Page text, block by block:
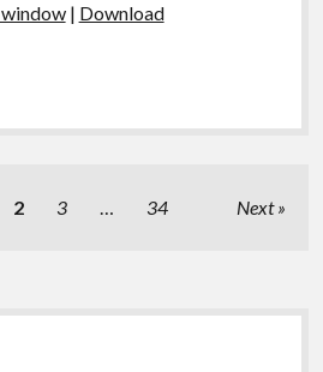
window| Download
2 3 … 34 Next